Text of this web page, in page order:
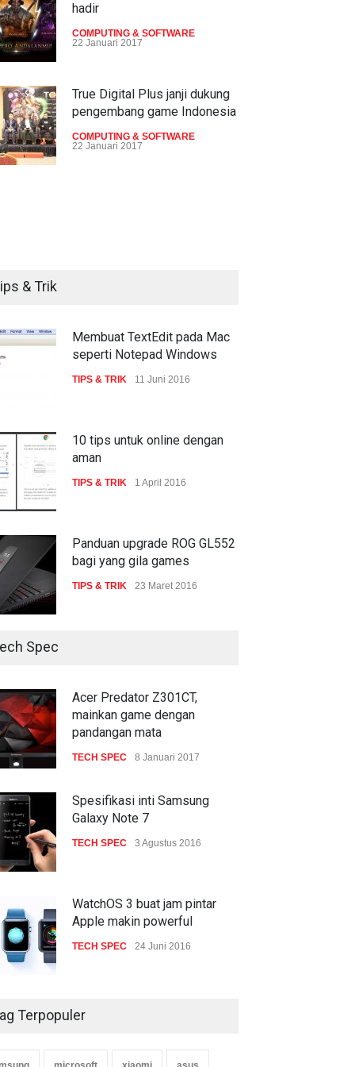
hadir
COMPUTING & SOFTWARE
22 Januari 2017
True Digital Plus janji dukung
pengembang game Indonesia
COMPUTING & SOFTWARE
22 Januari 2017
pandangan mata
TECH SPEC 8 Januari 2017
gencar
COMPUTING & SOFTWARE
& Trik
Membuat TextEdit pada Mac
seperti Notepad Windows
TIPS & TRIK 11 Juni 2016
10 tips untuk online dengan
aman
TIPS & TRIK 1 April 2016
Panduan upgrade ROG GL552
bagi yang gila games
TIPS & TRIK 23 Maret 2016
Spec
Acer Predator Z301CT,
mainkan game dengan
pandangan mata
TECH SPEC 8 Januari 2017
Spesifikasi inti Samsung
Galaxy Note 7
TECH SPEC 3 Agustus 2016
WatchOS 3 buat jam pintar
Apple makin powerful
TECH SPEC 24 Juni 2016
Terpopuler